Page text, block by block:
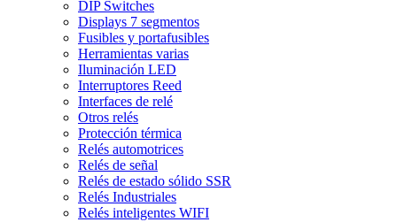
DIP Switches
Displays 7 segmentos
Fusibles y portafusibles
Herramientas varias
Iluminación LED
Interruptores Reed
Interfaces de relé
Otros relés
Protección térmica
Relés automotrices
Relés de señal
Relés de estado sólido SSR
Relés Industriales
Relés inteligentes WIFI